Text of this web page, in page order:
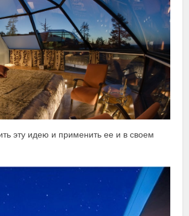
эту идею и применить ее и в своем